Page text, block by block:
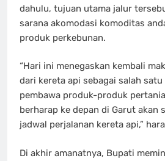
dahulu, tujuan utama jalur
sarana akomodasi komoditas
produk perkebunan.
“Hari ini menegaskan kembali
dari kereta api sebagai salah
pembawa produk-produk
berharap ke depan di Garut akan
jadwal perjalanan kereta api,”
Di akhir amanatnya, Bupati